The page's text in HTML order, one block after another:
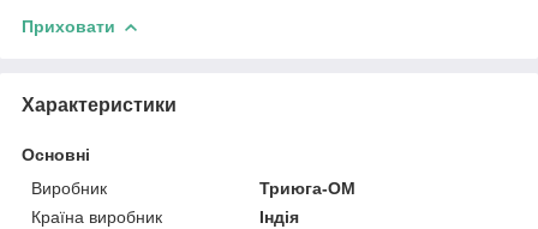
Приховати
Характеристики
Основні
Виробник
Триюга-ОМ
Країна виробник
Індія